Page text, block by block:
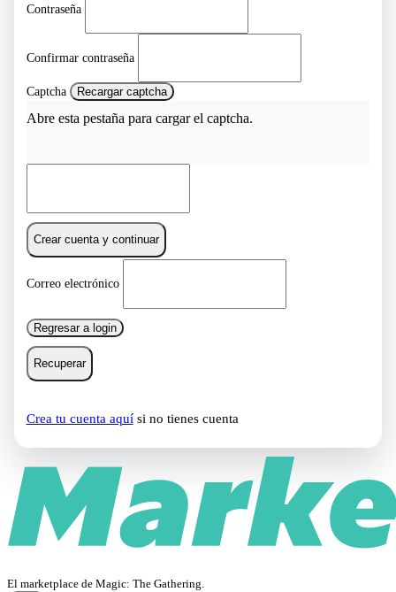
Contraseña
Confirmar contraseña
Captcha Recargar captcha
Abre esta pestaña para cargar el captcha.
Crear cuenta y continuar
Correo electrónico
Regresar a login
Recuperar
Crea tu cuenta aquísi no tienes cuenta
El marketplace de Magic: The Gathering.